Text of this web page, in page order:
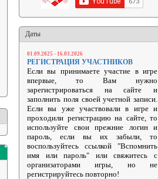
Даты
01.09.2025 - 16.03.2026
РЕГИСТРАЦИЯ УЧАСТНИКОВ
Если вы принимаете участие в игре
впервые, то Вам нужно
зарегистрироваться на сайте и
заполнить поля своей учетной записи.
Если вы уже участвовали в игре и
проходили регистрацию на сайте, то
используйте свои прежние логин и
пароль, если вы их забыли, то
воспользуйтесь ссылкой "Вспомнить
имя или пароль" или свяжитесь с
организаторами игры, но не
регистрируйтесь повторно!